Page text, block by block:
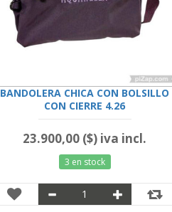
BANDOLERA CHICA CON BOLSILLO
CON CIERRE 4.26
23.900,00 ($) iva incl.
3 en stock